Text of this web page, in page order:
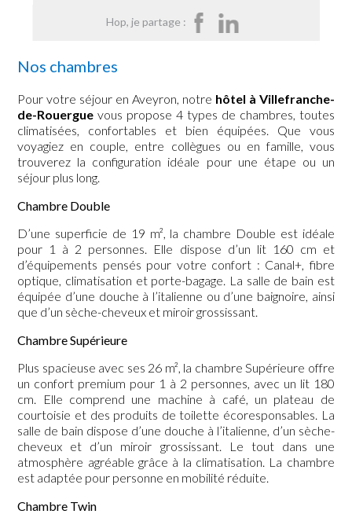
Hop, je partage :
Nos chambres
Pour votre séjour en Aveyron, notre hôtel à Villefranche-
de-Rouergue vous propose 4 types de chambres, toutes
climatisées, confortables et bien équipées. Que vous
voyagiez en couple, entre collègues ou en famille, vous
trouverez la configuration idéale pour une étape ou un
séjour plus long.
Chambre Double
D’une superficie de 19 m², la chambre Double est idéale
pour 1 à 2 personnes. Elle dispose d’un lit 160 cm et
d’équipements pensés pour votre confort : Canal+, fibre
optique, climatisation et porte-bagage. La salle de bain est
équipée d’une douche à l’italienne ou d’une baignoire, ainsi
que d’un sèche-cheveux et miroir grossissant.
Chambre Supérieure
Plus spacieuse avec ses 26 m², la chambre Supérieure offre
un confort premium pour 1 à 2 personnes, avec un lit 180
cm. Elle comprend une machine à café, un plateau de
courtoisie et des produits de toilette écoresponsables. La
salle de bain dispose d’une douche à l’italienne, d’un sèche-
cheveux et d’un miroir grossissant. Le tout dans une
atmosphère agréable grâce à la climatisation. La chambre
est adaptée pour personne en mobilité réduite.
Chambre Twin